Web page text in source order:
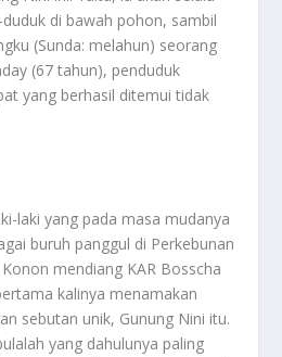
di bawah pohon, sambil
(Sunda: melahun) seorang
(67 tahun), penduduk
yang berhasil ditemui tidak
laki yang pada masa mudanya
buruh panggul di Perkebunan
mendiang KAR Bosscha
kalinya menamakan
sebutan unik, Gunung Nini itu.
yang dahulunya paling